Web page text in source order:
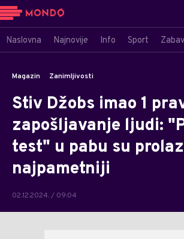
Naslovna Najnovije Info Sport
Magazin Zanimljivosti
Stiv Džobs imao 1
zapošljavanje ljudi:
test" u pabu su
najpametniji
02.12.2024. / 09:04